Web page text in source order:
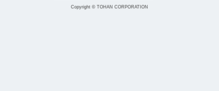
Copyright © TOHAN CORPORATION